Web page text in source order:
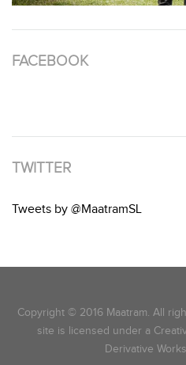
FACEBOOK
TWITTER
Tweets by @MaatramSL
Copyright © 2016 Maatram. All
site is licensed under a
Derivative